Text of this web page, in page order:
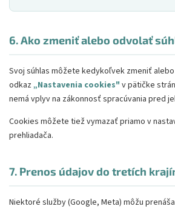
6. Ako zmeniť alebo odvolať
Svoj súhlas môžete kedykoľvek zmeniť
odkaz„Nastavenia cookies" v pätičke
nemá vplyv na zákonnosť spracúvania pred
Cookies môžete tiež vymazať priamo v
prehliadača.
7. Prenos údajov do tretích
Niektoré služby (Google, Meta) môžu